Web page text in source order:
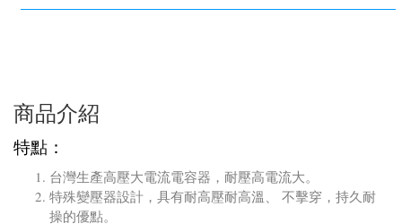
商品介紹
特點：
台灣生產高壓大電流電容器，耐壓高電流大。
特殊變壓器設計，具有耐高壓耐高溫、 不擊穿，持久耐
操的優點。